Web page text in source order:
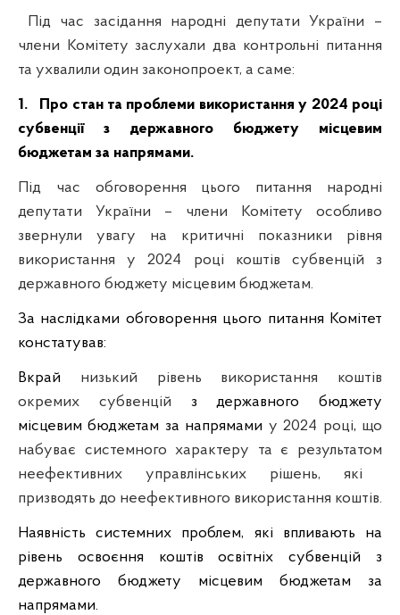
Під час засідання народні депутати України –
члени Комітету заслухали два контрольні питання
та ухвалили один законопроект, а саме:
1.
Про стан та проблеми використання у 2024 році
субвенції з державного бюджету місцевим
бюджетам за напрямами.
Під час обговорення цього питання народні
депутати України – члени Комітету особливо
звернули увагу на критичні показники рівня
використання у 2024 році коштів субвенцій з
державного бюджету місцевим бюджетам.
За наслідками обговорення цього питання Комітет
констатував:
Вкрай низький рівень використання коштів
окремих субвенцій з державного бюджету
місцевим бюджетам за напрямами у 2024 році, що
набуває системного характеру та є результатом
неефективних управлінських рішень, які
призводять до неефективного використання коштів.
Наявність системних проблем, які впливають на
рівень освоєння коштів освітніх субвенцій з
державного бюджету місцевим бюджетам за
напрямами.